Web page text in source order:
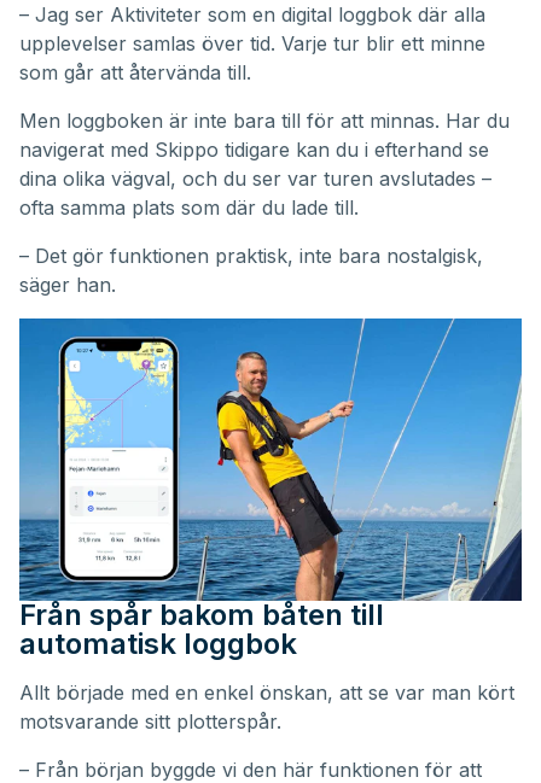
– Jag ser Aktiviteter som en digital loggbok där alla
upplevelser samlas över tid. Varje tur blir ett minne
som går att återvända till.
Men loggboken är inte bara till för att minnas. Har du
navigerat med Skippo tidigare kan du i efterhand se
dina olika vägval, och du ser var turen avslutades –
ofta samma plats som där du lade till.
– Det gör funktionen praktisk, inte bara nostalgisk,
säger han.
Från spår bakom båten till
automatisk loggbok
Allt började med en enkel önskan, att se var man kört
motsvarande sitt plotterspår.
– Från början byggde vi den här funktionen för att